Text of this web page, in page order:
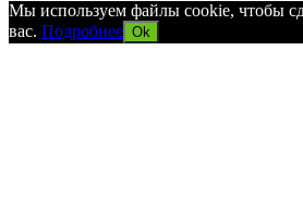
Мы используем файлы cookie, чтобы
вас. Подробнее Ok